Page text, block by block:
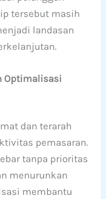
tersebut masih
landasan
Optimalisasi
dan terarah
pemasaran.
tanpa prioritas
menurunkan
membantu